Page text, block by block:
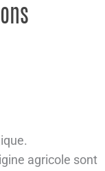
agricole sont